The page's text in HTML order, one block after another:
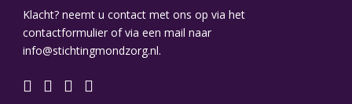
Klacht? neemt u contact met ons op via het
contactformulier of via een mail naar
info@stichtingmondzorg.nl.